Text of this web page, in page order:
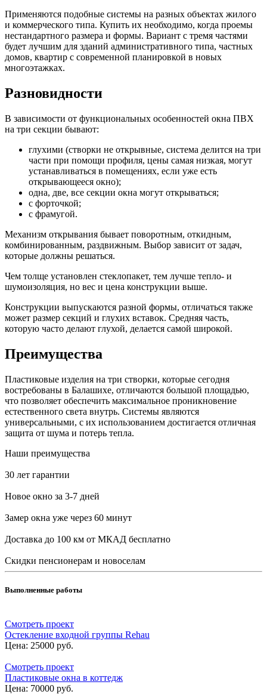
Применяются подобные системы на разных объектах жилого
и коммерческого типа. Купить их необходимо, когда проемы
нестандартного размера и формы. Вариант с тремя частями
будет лучшим для зданий административного типа, частных
домов, квартир с современной планировкой в новых
многоэтажках.
Разновидности
В зависимости от функциональных особенностей окна ПВХ
на три секции бывают:
глухими (створки не открывные, система делится на три
части при помощи профиля, цены самая низкая, могут
устанавливаться в помещениях, если уже есть
открывающееся окно);
одна, две, все секции окна могут открываться;
с форточкой;
с фрамугой.
Механизм открывания бывает поворотным, откидным,
комбинированным, раздвижным. Выбор зависит от задач,
которые должны решаться.
Чем толще установлен стеклопакет, тем лучше тепло- и
шумоизоляция, но вес и цена конструкции выше.
Конструкции выпускаются разной формы, отличаться также
может размер секций и глухих вставок. Средняя часть,
которую часто делают глухой, делается самой широкой.
Преимущества
Пластиковые изделия на три створки, которые сегодня
востребованы в Балашихе, отличаются большой площадью,
что позволяет обеспечить максимальное проникновение
естественного света внутрь. Системы являются
универсальными, с их использованием достигается отличная
защита от шума и потерь тепла.
Наши преимущества
30 лет гарантии
Новое окно за 3-7 дней
Замер окна уже через 60 минут
Доставка до 100 км от МКАД бесплатно
Скидки пенсионерам и новоселам
Выполненные работы
Смотреть проект
Остекление входной группы Rehau
Цена: 25000 руб.
Смотреть проект
Пластиковые окна в коттедж
Цена: 70000 руб.